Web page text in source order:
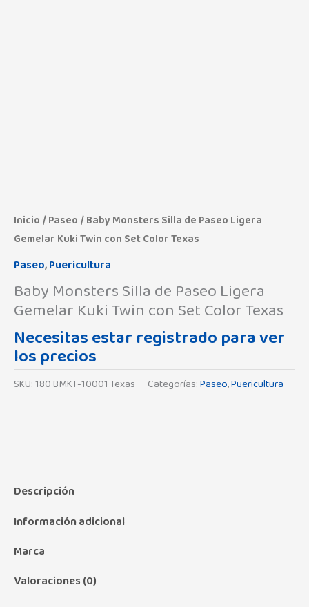
Inicio /Paseo / Baby Monsters Silla de Paseo Ligera
Gemelar Kuki Twin con Set Color Texas
Paseo,Puericultura
Baby Monsters Silla de Paseo Ligera
Gemelar Kuki Twin con Set Color Texas
Necesitas estar registrado para ver
los precios
SKU:180 BMKT-10001 Texas Categorías:Paseo,Puericultura
Descripción
Información adicional
Marca
Valoraciones (0)